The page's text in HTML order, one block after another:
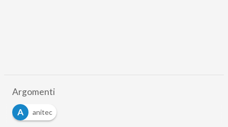
Argomenti
A
anitec